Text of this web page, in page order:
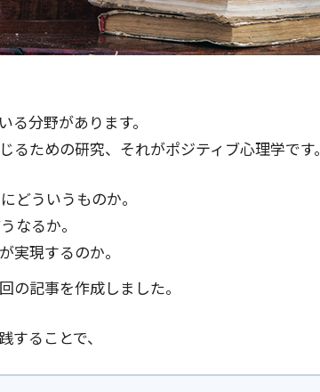
る分野があります。
ための研究、それがポジティブ心理学です。
どういうものか。
なるか。
実現するのか。
の記事を作成しました。
ることで、